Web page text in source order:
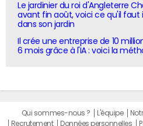
Le jardinier du roi d'Angleterre
avant fin août, voici ce qu'il
dans son jardin
Il crée une entreprise de 10
6 mois grâce à l'IA : voici la
Qui sommes-nous ? L'équipe
Recrutement
Données personnelles